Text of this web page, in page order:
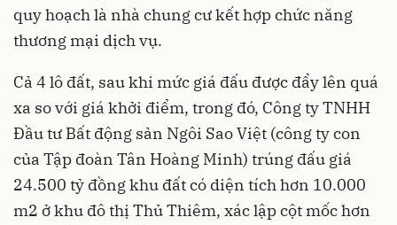
quy hoạch là nhà chung cư kết hợp chức năng
thương mại dịch vụ.
Cả 4 lô đất, sau khi mức giá đấu được đẩy lên quá
xa so với giá khởi điểm, trong đó, Công ty TNHH
Đầu tư Bất động sản Ngôi Sao Việt (công ty con
của Tập đoàn Tân Hoàng Minh) trúng đấu giá
24.500 tỷ đồng khu đất có diện tích hơn 10.000
m2 ở khu đô thị Thủ Thiêm, xác lập cột mốc hơn